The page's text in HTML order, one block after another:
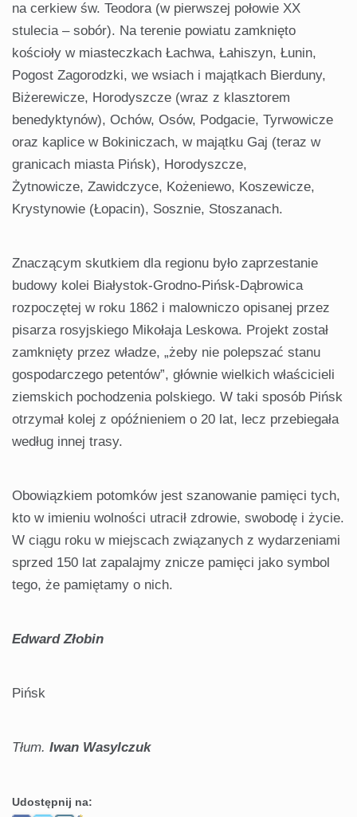
na cerkiew św. Teodora (w pierwszej połowie XX
stulecia – sobór). Na terenie powiatu zamknięto
kościoły w miasteczkach Łachwa, Łahiszyn, Łunin,
Pogost Zagorodzki, we wsiach i majątkach Bierduny,
Biżerewicze, Horodyszcze (wraz z klasztorem
benedyktynów), Ochów, Osów, Podgacie, Tyrwowicze
oraz kaplice w Bokiniczach, w majątku Gaj (teraz w
granicach miasta Pińsk), Horodyszcze,
Żytnowicze, Zawidczyce, Kożeniewo, Koszewicze,
Krystynowie (Łopacin), Sosznie, Stoszanach.
Znaczącym skutkiem dla regionu było zaprzestanie
budowy kolei Białystok-Grodno-Pińsk-Dąbrowica
rozpoczętej w roku 1862 i malowniczo opisanej przez
pisarza rosyjskiego Mikołaja Leskowa. Projekt został
zamknięty przez władze, „żeby nie polepszać stanu
gospodarczego petentów”, głównie wielkich właścicieli
ziemskich pochodzenia polskiego. W taki sposób Pińsk
otrzymał kolej z opóźnieniem o 20 lat, lecz przebiegała
według innej trasy.
Obowiązkiem potomków jest szanowanie pamięci tych,
kto w imieniu wolności utracił zdrowie, swobodę i życie.
W ciągu roku w miejscach związanych z wydarzeniami
sprzed 150 lat zapalajmy znicze pamięci jako symbol
tego, że pamiętamy o nich.
Edward Złobin
Pińsk
Tłum. Iwan Wasylczuk
Udostępnij na: